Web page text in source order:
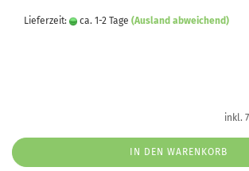
Lieferzeit: ca. 1-2 Tage (Ausland abweichend)
inkl.
IN DEN WARENKORB